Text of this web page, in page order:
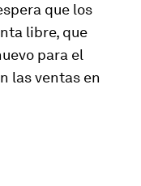
que los
libre, que
para el
las ventas en